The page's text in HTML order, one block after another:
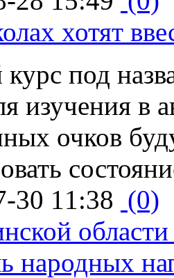
хотят
под
изучения
очков
30 11:38 (0)
народных